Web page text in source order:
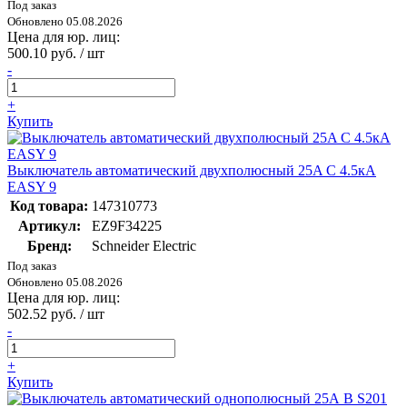
Под заказ
Обновлено 05.08.2026
Цена для юр. лиц:
500.10 руб. / шт
-
+
Купить
Выключатель автоматический двухполюсный 25A C 4.5кА
EASY 9
Код товара: 147310773
Артикул:
EZ9F34225
Бренд:
Schneider Electric
Под заказ
Обновлено 05.08.2026
Цена для юр. лиц:
502.52 руб. / шт
-
+
Купить